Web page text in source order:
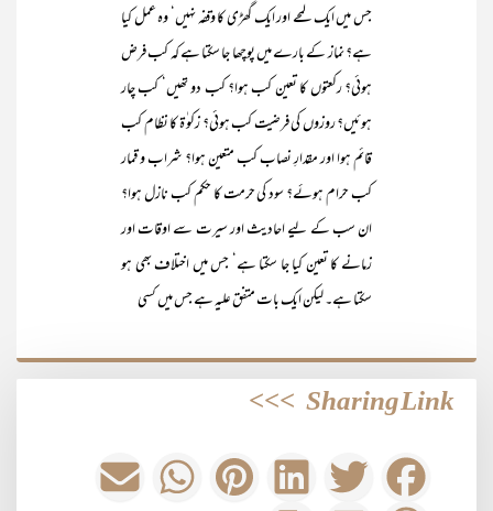
جس میں ایک لمحے اور ایک گھڑی کا وقفہ نہیں‘ وہ عمل کیا
ہے؟ نماز کے بارے میں پوچھا جا سکتا ہے کہ کب فرض
ہوئی؟ رکعتوں کا تعین کب ہوا؟ کب دو تھیں‘ کب چار
ہوئیں؟ روزوں کی فرضیت کب ہوئی؟ زکو ٰۃ کا نظام کب
قائم ہوا اور مقدارِ نصاب کب متعین ہوا؟ شراب و قمار
کب حرام ہوئے؟ سود کی حرمت کا حکم کب نازل ہوا؟
ان سب کے لیے احادیث اور سیرت سے اوقات اور
زمانے کا تعین کیا جا سکتا ہے‘ جس میں اختلاف بھی ہو
سکتا ہے۔ لیکن ایک بات متفق علیہ ہے جس میں کسی
Sharing Link
>>>